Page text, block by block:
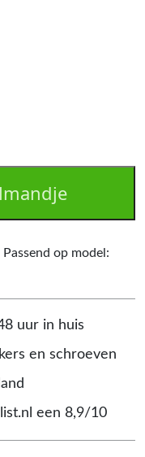
op model:
uur in huis
en schroeven
een 8,9/10